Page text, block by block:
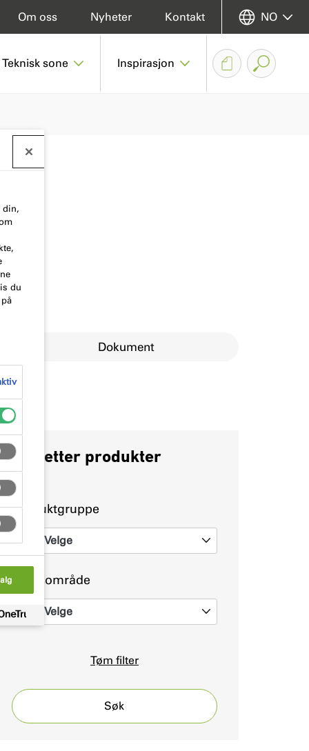
Teknisk sone Inspirasjon
Om oss Nyheter Kontakt NO
Dokument
Søk etter produkter
Produktgruppe
Velge
Bruksområde
0 Velge
Tøm filter
Søk
din,
du